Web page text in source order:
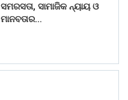
ସମରସତା, ସାମାଜିକ ନ୍ୟାୟ ଓ
ମାନବତାର…